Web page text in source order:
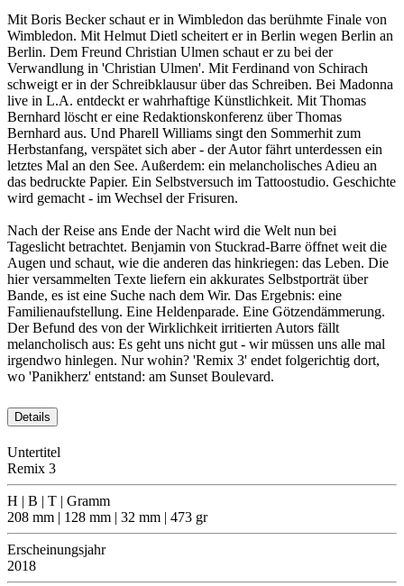
Mit Boris Becker schaut er in Wimbledon das berühmte Finale von
Wimbledon. Mit Helmut Dietl scheitert er in Berlin wegen Berlin an
Berlin. Dem Freund Christian Ulmen schaut er zu bei der
Verwandlung in 'Christian Ulmen'. Mit Ferdinand von Schirach
schweigt er in der Schreibklausur über das Schreiben. Bei Madonna
live in L.A. entdeckt er wahrhaftige Künstlichkeit. Mit Thomas
Bernhard löscht er eine Redaktionskonferenz über Thomas
Bernhard aus. Und Pharell Williams singt den Sommerhit zum
Herbstanfang, verspätet sich aber - der Autor fährt unterdessen ein
letztes Mal an den See. Außerdem: ein melancholisches Adieu an
das bedruckte Papier. Ein Selbstversuch im Tattoostudio. Geschichte
wird gemacht - im Wechsel der Frisuren.
Nach der Reise ans Ende der Nacht wird die Welt nun bei
Tageslicht betrachtet. Benjamin von Stuckrad-Barre öffnet weit die
Augen und schaut, wie die anderen das hinkriegen: das Leben. Die
hier versammelten Texte liefern ein akkurates Selbstporträt über
Bande, es ist eine Suche nach dem Wir. Das Ergebnis: eine
Familienaufstellung. Eine Heldenparade. Eine Götzendämmerung.
Der Befund des von der Wirklichkeit irritierten Autors fällt
melancholisch aus: Es geht uns nicht gut - wir müssen uns alle mal
irgendwo hinlegen. Nur wohin? 'Remix 3' endet folgerichtig dort,
wo 'Panikherz' entstand: am Sunset Boulevard.
Details
Untertitel
Remix 3
H | B | T | Gramm
208 mm | 128 mm | 32 mm | 473 gr
Erscheinungsjahr
2018